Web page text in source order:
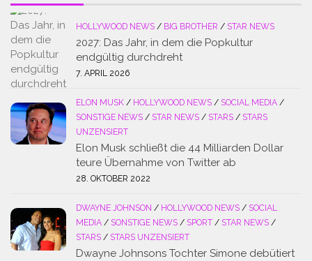
HOLLYWOOD NEWS / BIG BROTHER / STAR NEWS
2027: Das Jahr, in dem die Popkultur
endgültig durchdreht
7. APRIL 2026
ELON MUSK / HOLLYWOOD NEWS / SOCIAL MEDIA /
SONSTIGE NEWS / STAR NEWS / STARS / STARS
UNZENSIERT
Elon Musk schließt die 44 Milliarden Dollar
teure Übernahme von Twitter ab
28. OKTOBER 2022
DWAYNE JOHNSON / HOLLYWOOD NEWS / SOCIAL
MEDIA / SONSTIGE NEWS / SPORT / STAR NEWS /
STARS / STARS UNZENSIERT
Dwayne Johnsons Tochter Simone debütiert